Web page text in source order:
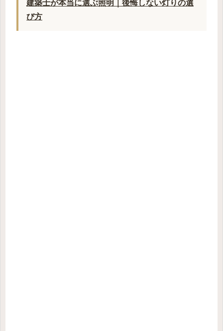
建築士が本当に選ぶ照明｜後悔しない灯りの選
び方